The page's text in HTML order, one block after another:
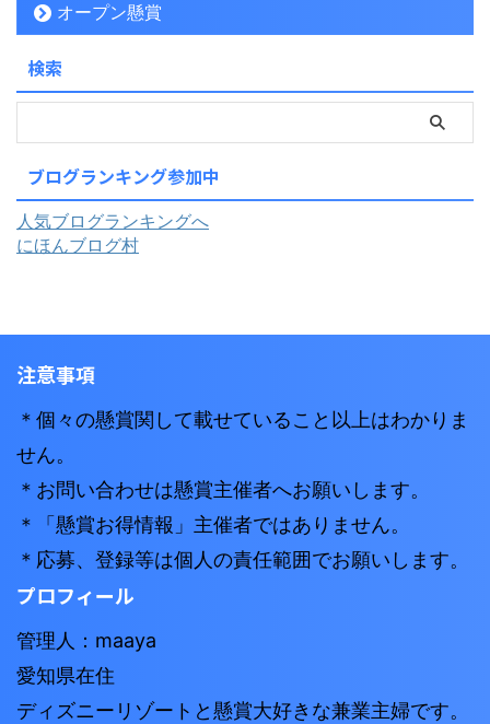
オープン懸賞
検索
ブログランキング参加中
人気ブログランキングへ
にほんブログ村
注意事項
＊個々の懸賞関して載せていること以上はわかりま
せん。
＊お問い合わせは懸賞主催者へお願いします。
＊「懸賞お得情報」主催者ではありません。
＊応募、登録等は個人の責任範囲でお願いします。
プロフィール
管理人：maaya
愛知県在住
ディズニーリゾートと懸賞大好きな兼業主婦です。